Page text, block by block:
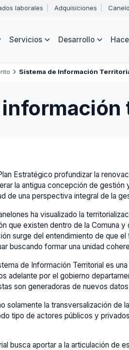
laborales Adquisiciones
Servicios Desarrollo
Sistema de Información
Estratégico profundizar la
la antigua concepción de
de una perspectiva integral de la
ha visualizado la
que existen dentro de la Comuna
surge del entendimiento de que
buscando formar una unidad
de Información Territorial es
adelante por el gobierno
son generadoras de nuevos
solamente la transversalización de
tipo de actores públicos y
busca aportar a la articulación de